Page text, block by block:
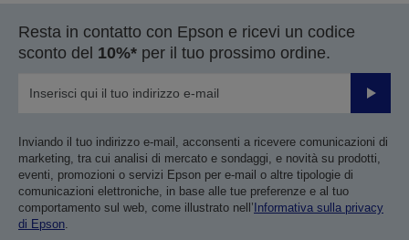
Resta in contatto con Epson e ricevi un codice
sconto del 10%* per il tuo prossimo ordine.
Invia
Inviando il tuo indirizzo e-mail, acconsenti a ricevere comunicazioni di
marketing, tra cui analisi di mercato e sondaggi, e novità su prodotti,
eventi, promozioni o servizi Epson per e-mail o altre tipologie di
comunicazioni elettroniche, in base alle tue preferenze e al tuo
comportamento sul web, come illustrato nell’ Informativa sulla privacy
di Epson